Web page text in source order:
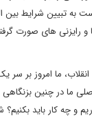
به تبیین شرایط بین
و رایزنی های صورت
ما امروز بر
ما در چنین
و چه کار باید